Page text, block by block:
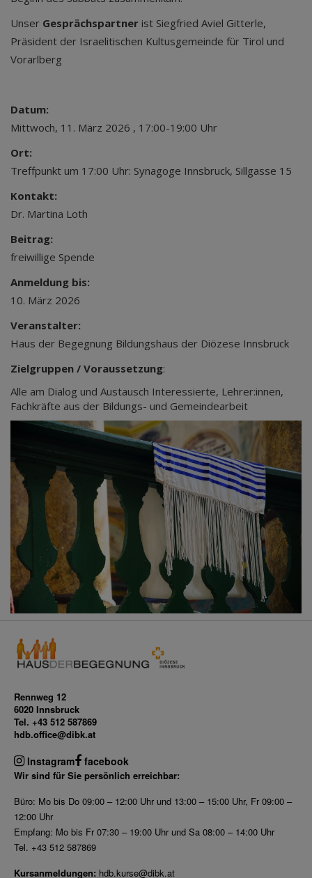
Unser Gesprächspartner ist Siegfried Aviel Gitterle,
Präsident der Israelitischen Kultusgemeinde für Tirol und
Vorarlberg
Datum:
Mittwoch, 11. März 2026 , 17:00-19:00 Uhr
Ort:
Treffpunkt um 17:00 Uhr: Synagoge Innsbruck, Sillgasse 15
Kontakt:
Dr. Martina Loth
Beitrag:
freiwillige Spende
Anmeldung bis:
10. März 2026
Veranstalter:
Haus der Begegnung Bildungshaus der Diözese Innsbruck
Zielgruppen / Voraussetzung:
Alle am Dialog und Austausch Interessierte, Lehrer:innen,
Fachkräfte aus der Bildungs- und Gemeindearbeit
Rennweg 12
6020 Innsbruck
Tel. +43 512 587869
hdb.office@dibk.at
Instagram facebook
Wir sind für Sie persönlich erreichbar:
Büro: Mo bis Do 09:00 – 12:00 Uhr und 13:00 – 15:00 Uhr, Fr 09:00 –
12:00 Uhr
Empfang: Mo bis Fr 07:30 – 19:00 Uhr und Sa 08:00 – 14:00 Uhr
Tel. +43 512 587869
Kursanmeldungen: hdb.kurse@dibk.at